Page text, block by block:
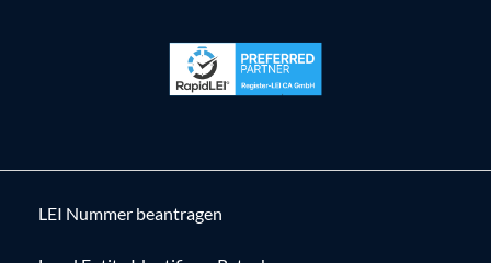
LEI Nummer beantragen